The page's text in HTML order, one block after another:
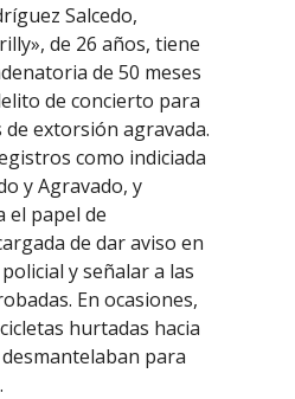
Salcedo,
de 26 años, tiene
de 50 meses
de concierto para
extorsión agravada.
como indiciada
y Agravado, y
el papel de
de dar aviso en
y señalar a las
En ocasiones,
hurtadas hacia
para